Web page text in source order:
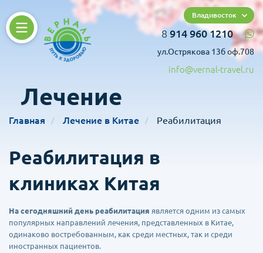
Владивосток
8 914 960 1210
ул.Острякова 13б оф.708
info@vernal-travel.ru
Лечение
Главная Лечение в Китае Реабилитация
Реабилитация в
клиниках Китая
На сегодняшний день реабилитация является одним из самых
популярных направлений лечения, представленных в Китае,
одинаково востребованным, как среди местных, так и среди
иностранных пациентов.